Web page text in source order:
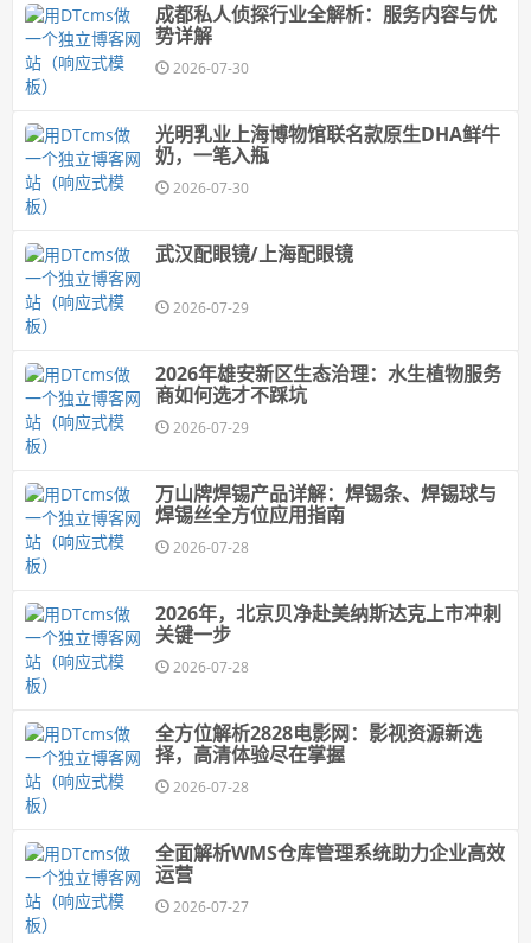
成都私人侦探行业全解析：服务内容与优
势详解
2026-07-30
光明乳业上海博物馆联名款原生DHA鲜牛
奶，一笔入瓶
2026-07-30
武汉配眼镜/上海配眼镜
2026-07-29
2026年雄安新区生态治理：水生植物服务
商如何选才不踩坑
2026-07-29
万山牌焊锡产品详解：焊锡条、焊锡球与
焊锡丝全方位应用指南
2026-07-28
2026年，北京贝净赴美纳斯达克上市冲刺
关键一步
2026-07-28
全方位解析2828电影网：影视资源新选
择，高清体验尽在掌握
2026-07-28
全面解析WMS仓库管理系统助力企业高效
运营
2026-07-27